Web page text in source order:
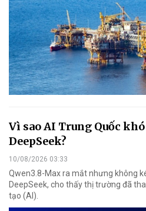
Vì sao AI Trung Quốc
DeepSeek?
10/08/2026 03:33
Qwen3.8-Max ra mắt nhưng không
DeepSeek, cho thấy thị trường đã
tạo (AI).